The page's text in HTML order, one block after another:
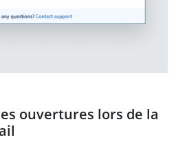
ouvertures lors de la